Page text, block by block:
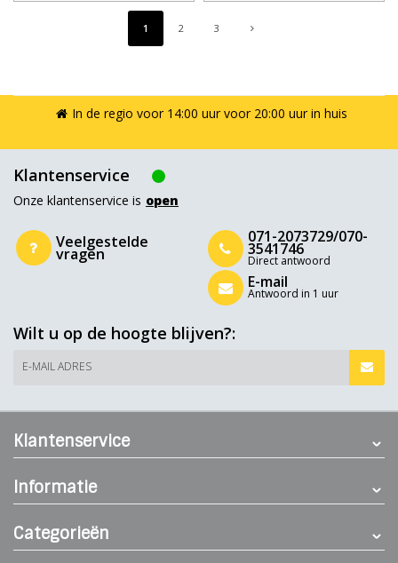
1 2 3
In de regio voor 14:00 uur voor 20:00 uur in huis
Klantenservice
Onze klantenservice is open
Veelgestelde
vragen
071-2073729/070-
3541746
Direct antwoord
E-mail
Antwoord in 1 uur
Wilt u op de hoogte blijven?:
E-MAIL ADRES
Klantenservice
Informatie
Categorieën